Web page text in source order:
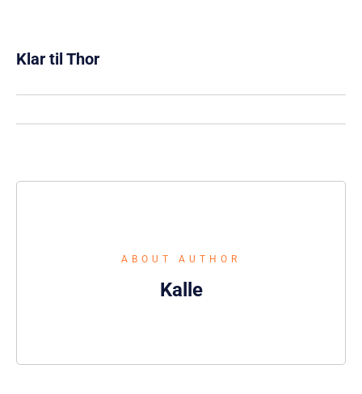
Klar til Thor
ABOUT AUTHOR
Kalle